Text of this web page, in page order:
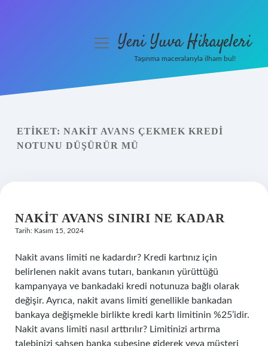
Yasal Uyarı
menüyüYeni Yuva Hikayeleri
Taşınma maceralarıyla ilham bul!
ETIKET: NAKIT AVANS ÇEKMEK KREDI
NOTUNU DÜŞÜRÜR MÜ
NAKIT AVANS SINIRI NE KADAR
Tarih: Kasım 15, 2024
Nakit avans limiti ne kadardır? Kredi kartınız için
belirlenen nakit avans tutarı, bankanın yürüttüğü
kampanyaya ve bankadaki kredi notunuza bağlı olarak
değişir. Ayrıca, nakit avans limiti genellikle bankadan
bankaya değişmekle birlikte kredi kartı limitinin %25’idir.
Nakit avans limiti nasıl arttırılır? Limitinizi artırma
talebinizi şahsen banka şubesine giderek veya müşteri